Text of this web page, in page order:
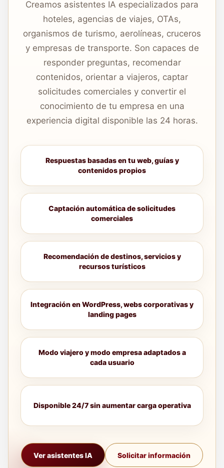
Creamos asistentes IA especializados para
hoteles, agencias de viajes, OTAs,
organismos de turismo, aerolíneas, cruceros
y empresas de transporte. Son capaces de
responder preguntas, recomendar
contenidos, orientar a viajeros, captar
solicitudes comerciales y convertir el
conocimiento de tu empresa en una
experiencia digital disponible las 24 horas.
Respuestas basadas en tu web, guías y
contenidos propios
Captación automática de solicitudes
comerciales
Recomendación de destinos, servicios y
recursos turísticos
Integración en WordPress, webs corporativas y
landing pages
Modo viajero y modo empresa adaptados a
cada usuario
Disponible 24/7 sin aumentar carga operativa
Ver asistentes IA Solicitar información